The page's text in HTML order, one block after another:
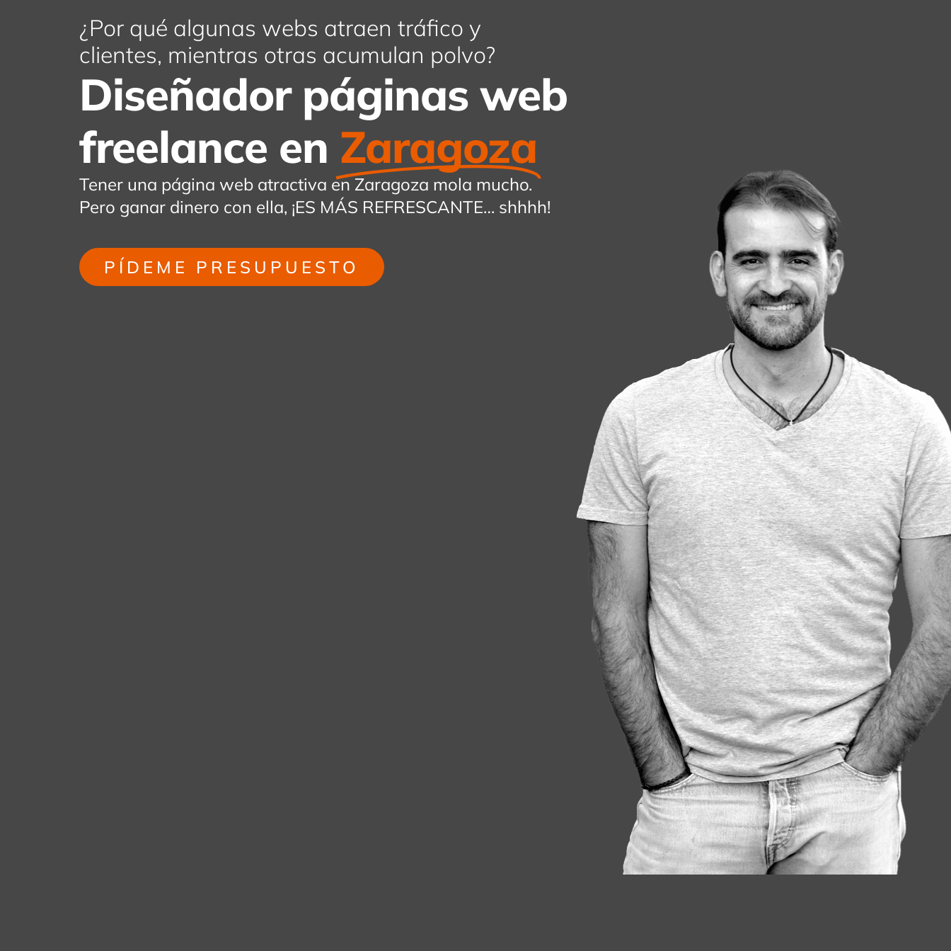
¿Por qué algunas webs atraen tráfico y
clientes, mientras otras acumulan polvo?
Diseñador páginas web
freelance en Zaragoza
Tener una página web atractiva en Zaragoza mola mucho.
Pero ganar dinero con ella, ¡ES MÁS REFRESCANTE… shhhh!
PÍDEME PRESUPUESTO